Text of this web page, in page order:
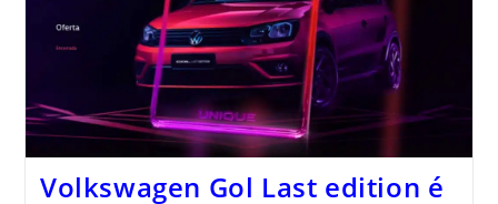
Volkswagen Gol Last edition é